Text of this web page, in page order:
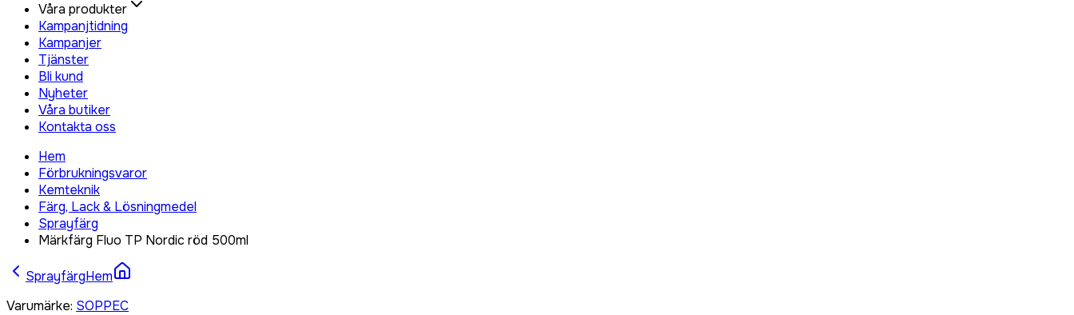
Våra produkter
Kampanjtidning
Kampanjer
Tjänster
Bli kund
Nyheter
Våra butiker
Kontakta oss
Hem
Förbrukningsvaror
Kemteknik
Färg, Lack & Lösningmedel
Sprayfärg
Märkfärg Fluo TP Nordic röd 500ml
SprayfärgHem
Varumärke: SOPPEC